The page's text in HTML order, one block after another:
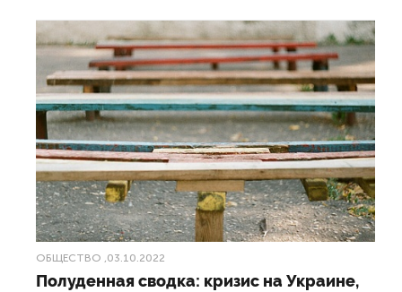
ОБЩЕСТВО ,03.10.2022
Полуденная сводка: кризис на Украине,